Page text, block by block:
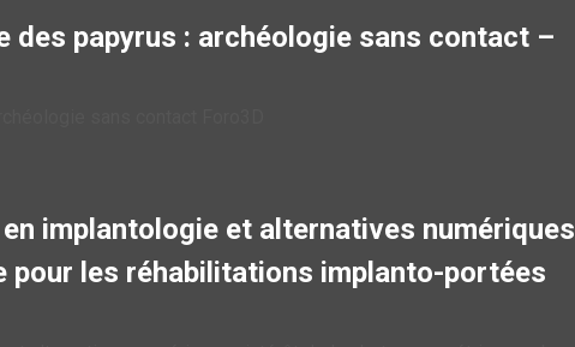
des papyrus : archéologie sans contact –
implantologie et alternatives numériques
pour les réhabilitations implanto-portées